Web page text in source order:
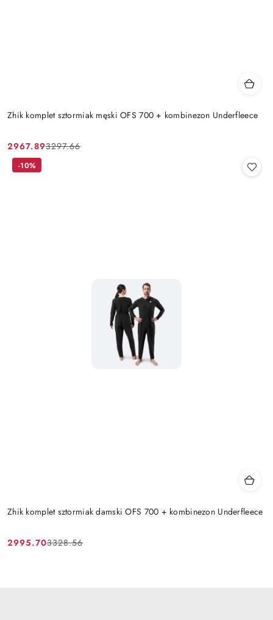
Zhik komplet sztormiak męski OFS 700 + kombinezon Underfleece
Cena
promocyjna:
2967.89
Cena
przed
3297.66
Zhik komplet sztormiak damski OFS 700 + kombinezon Underfleece
Cena
2995.70
Cena
3328.56
-10%